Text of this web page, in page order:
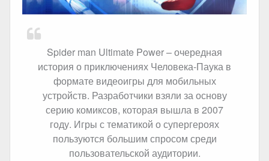
Spider man Ultimate Power – очередная
история о приключениях Человека-Паука в
формате видеоигры для мобильных
устройств. Разработчики взяли за основу
серию комиксов, которая вышла в 2007
году. Игры с тематикой о супергероях
пользуются большим спросом среди
пользовательской аудитории.